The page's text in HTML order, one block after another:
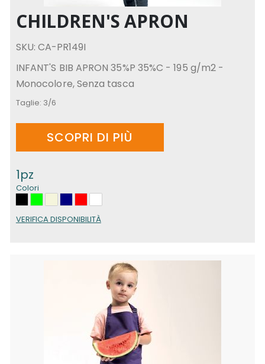
CHILDREN'S APRON
SKU: CA-PR149I
INFANT'S BIB APRON 35%P 35%C - 195 g/m2 -
Monocolore, Senza tasca
Taglie: 3/6
SCOPRI DI PIÙ
1pz
Colori
VERIFICA DISPONIBILITÀ